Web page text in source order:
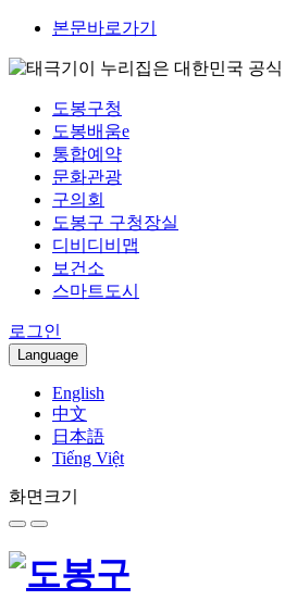
본문바로가기
이 누리집은 대한민국 공
도봉구청
도봉배움e
통합예약
문화관광
구의회
도봉구 구청장실
디비디비맵
보건소
스마트도시
로그인
Language
English
中文
日本語
Tiếng Việt
화면크기